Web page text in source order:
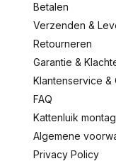
Betalen
Verzenden &
Retourneren
Garantie &
Klantenservice &
FAQ
Kattenluik
Algemene
Privacy Policy